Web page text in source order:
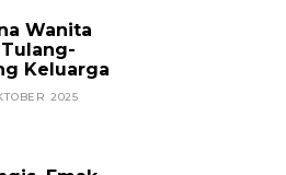
Wanita
Keluarga
2025